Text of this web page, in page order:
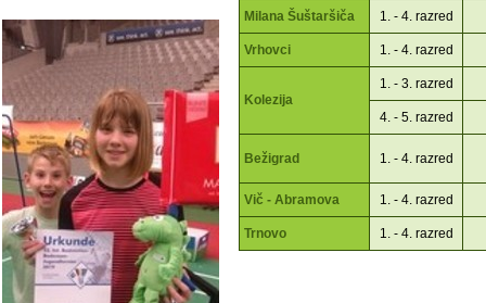
Milana Šuštaršiča 1. - 4. razred
Vrhovci 1. - 4. razred
Kolezija
1. - 3. razred
4. - 5. razred
Bežigrad 1. - 4. razred
Vič - Abramova 1. - 4. razred
Trnovo 1. - 4. razred